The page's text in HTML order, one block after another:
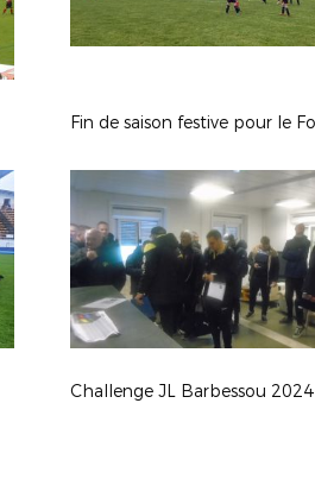
Challenge JL Barbessou 2024